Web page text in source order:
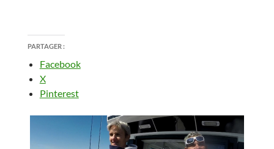
PARTAGER :
Facebook
X
Pinterest